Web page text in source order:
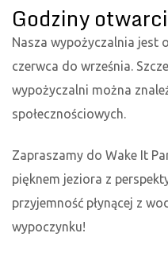
Godziny
Nasza wypożyczalnia jest
czerwca do września.
wypożyczalni można
społecznościowych.
Zapraszamy do Wake It
pięknem jeziora z
przyjemność płynącej z
wypoczynku!